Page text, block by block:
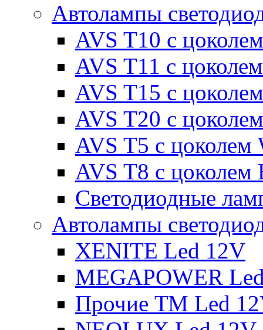
Автолампы
AVS T10 с
AVS T11 с
AVS T15 с
AVS T20 с
AVS T5 с цоколем
AVS T8 с цоколем
Светодиодные
Автолампы
XENITE Led 12V
MEGAPOWER
Прочие ТМ Led